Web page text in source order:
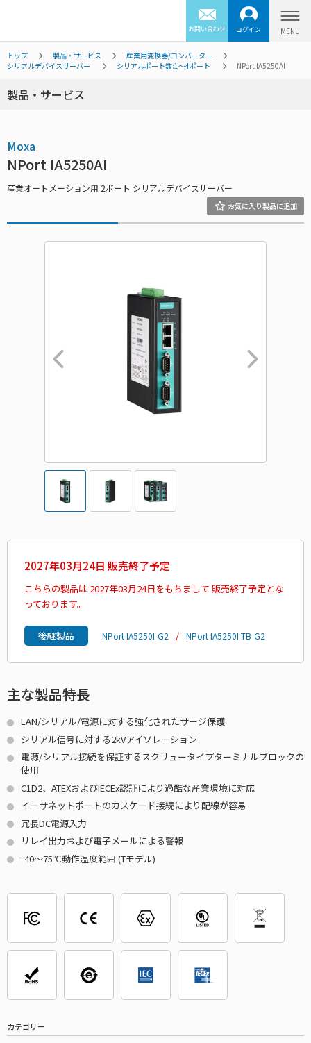
お問い合わせ ログイン
トップ 製品・サービス
産業用変換器/コンバーター
シリアルデバイスサーバー
シリアルポート数:1～4ポート NPort IA5250AI
製品・サービス
Moxa
NPort IA5250AI
産業オートメーション用 2ポート シリアルデバイスサーバー
2027年03月24日 販売終了予定
こちらの製品は 2027年03月24日をもちまして 販売終了予定とな
っております。
後継製品 NPort IA5250I-G2 NPort IA5250I-TB-G2
主な製品特長
LAN/シリアル/電源に対する強化されたサージ保護
シリアル信号に対する2kVアイソレーション
電源/シリアル接続を保証するスクリュータイプターミナルブロックの
使用
C1D2、ATEXおよびIECEx認証により過酷な産業環境に対応
イーサネットポートのカスケード接続により配線が容易
冗長DC電源入力
リレイ出力および電子メールによる警報
-40～75℃動作温度範囲 (Tモデル)
カテゴリー